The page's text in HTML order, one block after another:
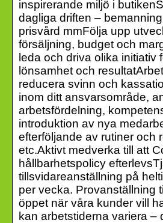
inspirerande miljö i
dagliga driften –
prisvård mmFölja upp
försäljning, budget och
leda och driva olika initiativ
lönsamhet och
reducera svinn och
inom ditt ansvarsområde,
arbetsfördelning,
introduktion av nya
efterföljande av rutiner och
etc.Aktivt medverka till att
hållbarhetspolicy
tillsvidareanställning på
per vecka. Provanställning
öppet när våra kunder vill
kan arbetstiderna variera –